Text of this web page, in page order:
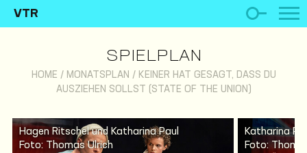
VTR
SPIELPLAN
HOME / MONATSPLAN / KEINER HAT GESAGT, DASS DU
AUSZIEHEN SOLLST (STATE OF THE UNION)
Hagen Ritschel und Katharina Paul
Foto: Thomas Ulrich
Katharina
Foto: